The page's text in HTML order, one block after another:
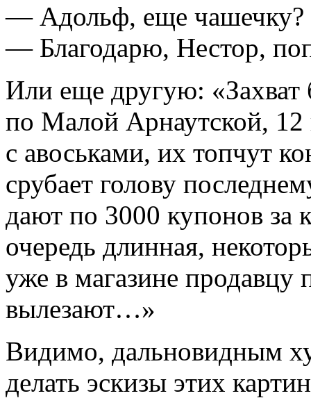
— Адольф, еще чашечку?
— Благодарю, Нестор,
Или еще другую: «Захват
по Малой Арнаутской, 12
с авоськами, их топчут
срубает голову
дают по 3000 купонов за
очередь длинная,
уже в магазине
вылезают…»
Видимо, дальновидным
делать эскизы этих